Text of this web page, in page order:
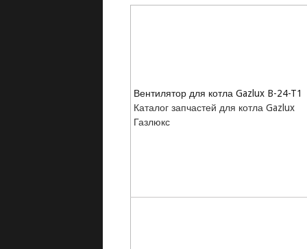
Вентилятор для котла Gazlux B-24-T1
Каталог запчастей для котла Gazlux
Газлюкс